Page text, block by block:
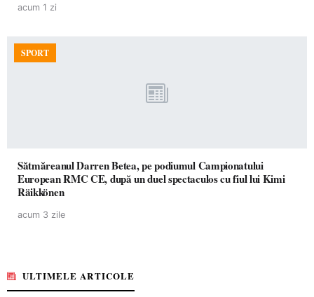
acum 1 zi
SPORT
Sătmăreanul Darren Betea, pe podiumul Campionatului
European RMC CE, după un duel spectaculos cu fiul lui Kimi
Räikkönen
acum 3 zile
ULTIMELE ARTICOLE